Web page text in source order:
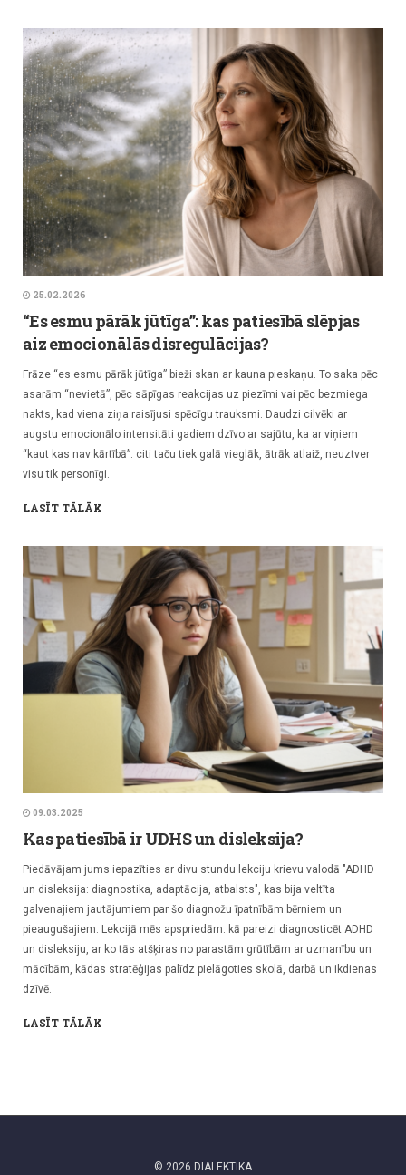
25.02.2026
“Es esmu pārāk jūtīga”: kas patiesībā slēpjas
aiz emocionālās disregulācijas?
Frāze “es esmu pārāk jūtīga” bieži skan ar kauna pieskaņu. To saka pēc
asarām “nevietā”, pēc sāpīgas reakcijas uz piezīmi vai pēc bezmiega
nakts, kad viena ziņa raisījusi spēcīgu trauksmi. Daudzi cilvēki ar
augstu emocionālo intensitāti gadiem dzīvo ar sajūtu, ka ar viņiem
“kaut kas nav kārtībā”: citi taču tiek galā vieglāk, ātrāk atlaiž, neuztver
visu tik personīgi.
LASĪT TĀLĀK
09.03.2025
Kas patiesībā ir UDHS un disleksija?
Piedāvājam jums iepazīties ar divu stundu lekciju krievu valodā "ADHD
un disleksija: diagnostika, adaptācija, atbalsts", kas bija veltīta
galvenajiem jautājumiem par šo diagnožu īpatnībām bērniem un
pieaugušajiem. Lekcijā mēs apspriedām: kā pareizi diagnosticēt ADHD
un disleksiju, ar ko tās atšķiras no parastām grūtībām ar uzmanību un
mācībām, kādas stratēģijas palīdz pielāgoties skolā, darbā un ikdienas
dzīvē.
LASĪT TĀLĀK
© 2026 DIALEKTIKA